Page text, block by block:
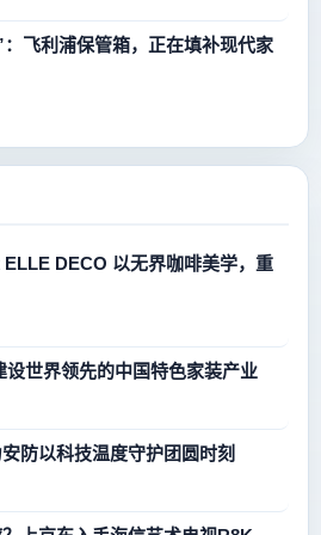
飞利浦保管箱，正在填补现代家
DECO 以无界咖啡美学，重
初心，夯实根基 建设世界领先的中国特色家装产业
防以科技温度守护团圆时刻